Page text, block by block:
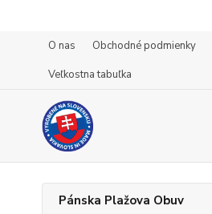
O nas Obchodné podmienky
Veľkostna tabuľka
Pánska Plažova Obuv